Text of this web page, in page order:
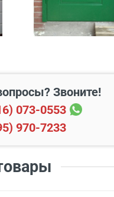
двери в готовый проем
Звоните!
073-0553
970-7233